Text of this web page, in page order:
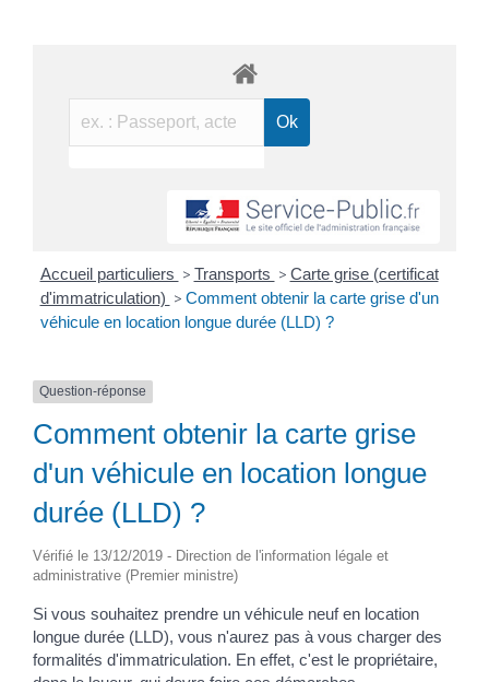
Accueil particuliers > Transports > Carte grise (certificat
d'immatriculation) > Comment obtenir la carte grise d'un
véhicule en location longue durée (LLD) ?
Question-réponse
Comment obtenir la carte grise
d'un véhicule en location longue
durée (LLD) ?
Vérifié le 13/12/2019 - Direction de l'information légale et
administrative (Premier ministre)
Si vous souhaitez prendre un véhicule neuf en location
longue durée (LLD), vous n'aurez pas à vous charger des
formalités d'immatriculation. En effet, c'est le propriétaire,